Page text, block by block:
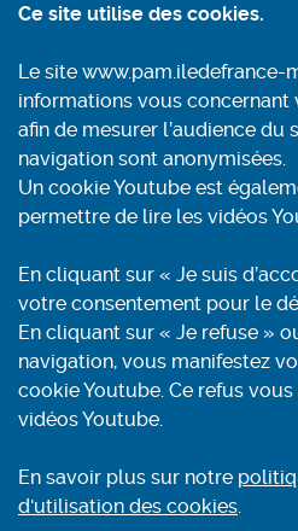
Ce site utilise des cookies.
Le site www.pam.iledefrance-
informations vous
afin de mesurer l’audience du
navigation sont anonymisées.
Un cookie Youtube est
permettre de lire les vidéos
En cliquant sur « Je suis
votre consentement pour le
En cliquant sur « Je refuse »
navigation, vous manifestez
cookie Youtube. Ce refus
vidéos Youtube.
En savoir plus sur notre
d'utilisation des cookies.
Contact
Conditions
Mentions légales
Aide et accessibilité
Accessibilité :
Plan du site
Recherche
Renseignements
Pour plus
Horaires : 7 h à 20 h